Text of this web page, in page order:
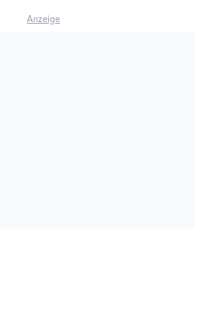
Anzeige